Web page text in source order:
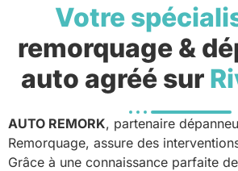
Votre
remorquage &
auto agréé sur
AUTO REMORK, partenaire
Remorquage, assure des
Grâce à une connaissance parfaite